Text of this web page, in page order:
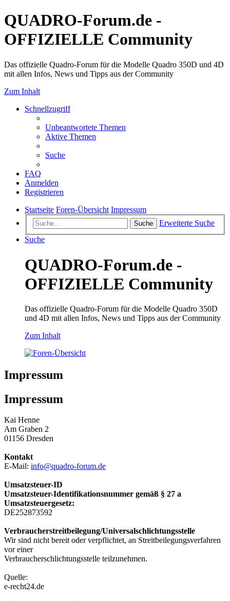
QUADRO-Forum.de -
OFFIZIELLE Community
Das offizielle Quadro-Forum für die Modelle Quadro 350D und 4D
mit allen Infos, News und Tipps aus der Community
Zum Inhalt
Schnellzugriff
Unbeantwortete Themen
Aktive Themen
Suche
FAQ
Anmelden
Registrieren
Startseite Foren-Übersicht Impressum
Suche
Erweiterte Suche
Suche
QUADRO-Forum.de -
OFFIZIELLE Community
Das offizielle Quadro-Forum für die Modelle Quadro 350D
und 4D mit allen Infos, News und Tipps aus der Community
Zum Inhalt
Impressum
Impressum
Kai Henne
Am Graben 2
01156 Dresden
Kontakt
E-Mail: info@quadro-forum.de
Umsatzsteuer-ID
Umsatzsteuer-Identifikationsnummer gemäß § 27 a
Umsatzsteuergesetz:
DE252873592
Verbraucherstreitbeilegung/Universalschlichtungsstelle
Wir sind nicht bereit oder verpflichtet, an Streitbeilegungsverfahren
vor einer
Verbraucherschlichtungsstelle teilzunehmen.
Quelle:
e-recht24.de